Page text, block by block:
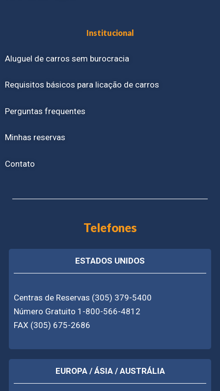
Institucional
Aluguel de carros sem burocracia
Requisitos básicos para licação de carros
Perguntas frequentes
Minhas reservas
Contato
Telefones
ESTADOS UNIDOS
Centras de Reservas (305) 379-5400
Número Gratuito 1-800-566-4812
FAX (305) 675-2686
EUROPA / ÁSIA / AUSTRÁLIA